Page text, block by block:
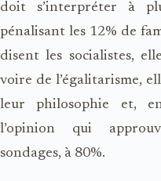
doit s’interpréter à
pénalisant les 12% de
disent les socialistes,
voire de l’égalitarisme,
leur philosophie et,
l’opinion qui
sondages, à 80%.